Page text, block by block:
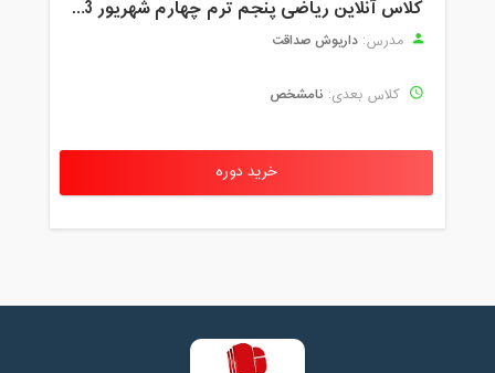
کلاس آنلاین ریاضی پنجم ترم چهارم شهریور 1403
مدرس: داریوش صداقت
کلاس بعدی: نامشخص
خرید دوره